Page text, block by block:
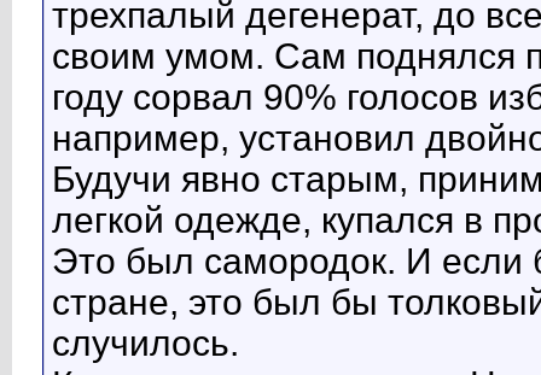
трехпалый дегенерат, до
своим умом. Сам поднялся
году сорвал 90% голосов
например, установил
Будучи явно старым,
легкой одежде, купался в
Это был самородок. И
стране, это был бы
случилось.